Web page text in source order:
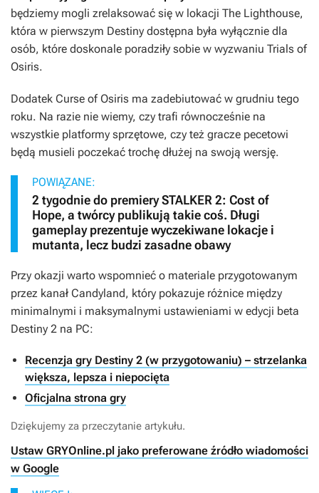
będziemy mogli zrelaksować się w lokacji The Lighthouse,
która w pierwszym Destiny dostępna była wyłącznie dla
osób, które doskonale poradziły sobie w wyzwaniu Trials of
Osiris.
Dodatek Curse of Osiris ma zadebiutować w grudniu tego
roku. Na razie nie wiemy, czy trafi równocześnie na
wszystkie platformy sprzętowe, czy też gracze pecetowi
będą musieli poczekać trochę dłużej na swoją wersję.
POWIĄZANE:
2 tygodnie do premiery STALKER 2: Cost of
Hope, a twórcy publikują takie coś. Długi
gameplay prezentuje wyczekiwane lokacje i
mutanta, lecz budzi zasadne obawy
Przy okazji warto wspomnieć o materiale przygotowanym
przez kanał Candyland, który pokazuje różnice między
minimalnymi i maksymalnymi ustawieniami w edycji beta
Destiny 2 na PC:
Recenzja gry Destiny 2 (w przygotowaniu) – strzelanka
większa, lepsza i niepocięta
Oficjalna strona gry
Dziękujemy za przeczytanie artykułu.
Ustaw GRYOnline.pl jako preferowane źródło wiadomości
w Google